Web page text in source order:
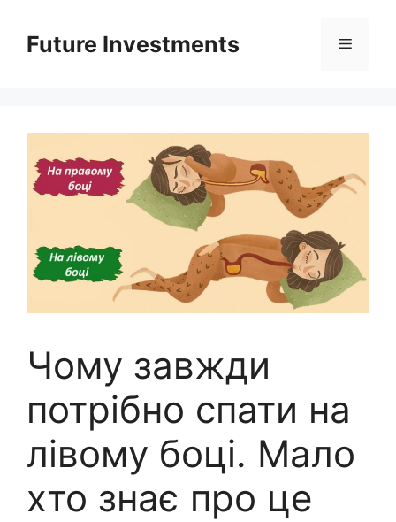
вмістуFuture Investments Меню
Чому завжди
потрібно спати на
лівому боці. Мало
хто знає про це